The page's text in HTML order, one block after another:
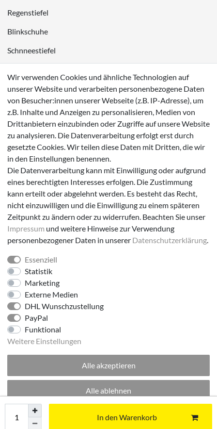
In den Warenkorb
Regenstiefel
Blinkschuhe
Schnneestiefel
Sneaker
Zahlungsmöglichkeiten
Versanddienstleister
Folge uns!
© 2026 made by Supremo | Alle Rechte vorbehalten.
Wir verwenden Cookies und ähnliche Technologien auf
unserer Website und verarbeiten personenbezogene Daten
von Besucher:innen unserer Webseite (z.B. IP-Adresse), um
z.B. Inhalte und Anzeigen zu personalisieren, Medien von
Drittanbietern einzubinden oder Zugriffe auf unsere Website
zu analysieren. Die Datenverarbeitung erfolgt erst durch
gesetzte Cookies. Wir teilen diese Daten mit Dritten, die wir
in den Einstellungen benennen.
Die Datenverarbeitung kann mit Einwilligung oder aufgrund
eines berechtigten Interesses erfolgen. Die Zustimmung
kann erteilt oder abgelehnt werden. Es besteht das Recht,
nicht einzuwilligen und die Einwilligung zu einem späteren
Zeitpunkt zu ändern oder zu widerrufen. Beachten Sie unser
Impressum und weitere Hinweise zur Verwendung
personenbezogener Daten in unserer Daten­schutz­erklärung.
Essenziell
Statistik
Marketing
Externe Medien
DHL Wunschzustellung
PayPal
Funktional
Weitere Einstellungen
Alle akzeptieren
Alle ablehnen
Auswahl akzeptierenExcellent 5